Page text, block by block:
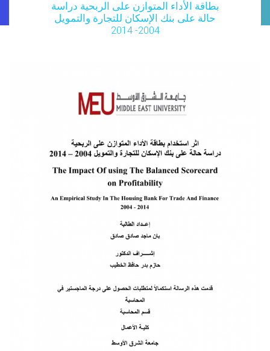
بطاقة الأداء المتوازن على الربحية دراسة
حالة على بنك الإسكان للتجارة والتمويل
2004- 2014